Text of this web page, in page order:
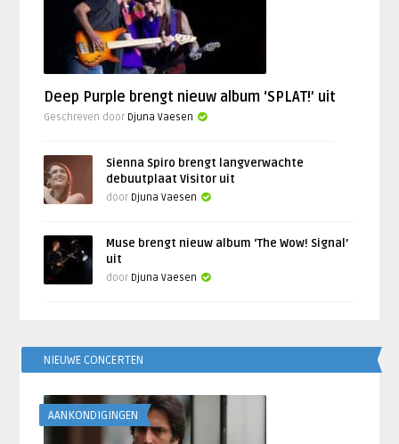
Deep Purple brengt nieuw album ‘SPLAT!’ uit
Geschreven door Djuna Vaesen
Sienna Spiro brengt langverwachte
debuutplaat Visitor uit
door Djuna Vaesen
Muse brengt nieuw album ‘The Wow! Signal’
uit
door Djuna Vaesen
NIEUWE CONCERTEN
AANKONDIGINGEN